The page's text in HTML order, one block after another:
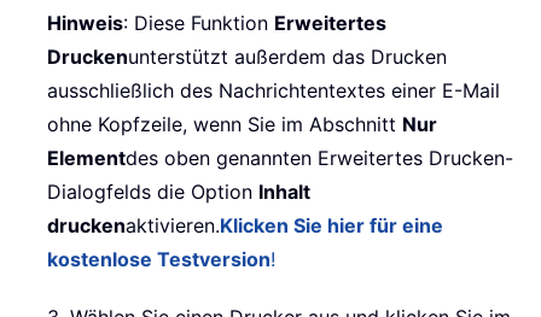
Hinweis: Diese Funktion Erweitertes
Druckenunterstützt außerdem das Drucken
ausschließlich des Nachrichtentextes einer E-Mail
ohne Kopfzeile, wenn Sie im Abschnitt Nur
Elementdes oben genannten Erweitertes Drucken-
Dialogfelds die Option Inhalt
druckenaktivieren.Klicken Sie hier für eine
kostenlose Testversion!